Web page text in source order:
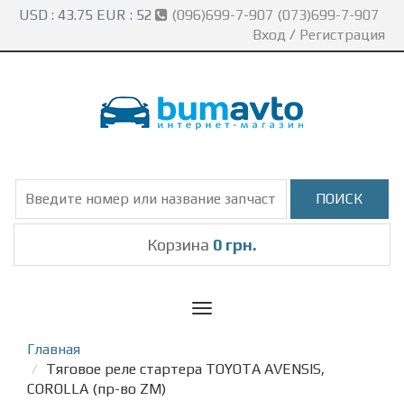
USD : 43.75 EUR : 52
(096)699-7-907 (073)699-7-907
Вход / Регистрация
Корзина 0 грн.
Toggle
Главная
Тяговое реле стартера TOYOTA AVENSIS,
COROLLA (пр-во ZM)